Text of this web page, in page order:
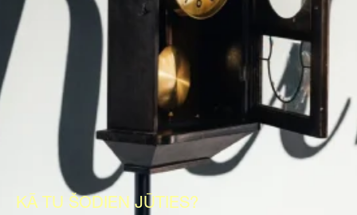
KĀ TU ŠODIEN JŪTIES?